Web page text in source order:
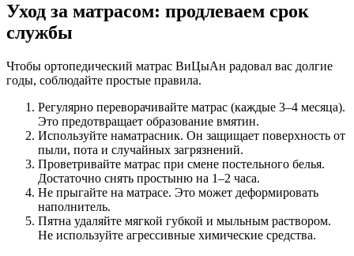
Уход за матрасом: продлеваем срок
службы
Чтобы ортопедический матрас ВиЦыАн радовал вас долгие
годы, соблюдайте простые правила.
Регулярно переворачивайте матрас (каждые 3–4 месяца).
Это предотвращает образование вмятин.
Используйте наматрасник. Он защищает поверхность от
пыли, пота и случайных загрязнений.
Проветривайте матрас при смене постельного белья.
Достаточно снять простыню на 1–2 часа.
Не прыгайте на матрасе. Это может деформировать
наполнитель.
Пятна удаляйте мягкой губкой и мыльным раствором.
Не используйте агрессивные химические средства.